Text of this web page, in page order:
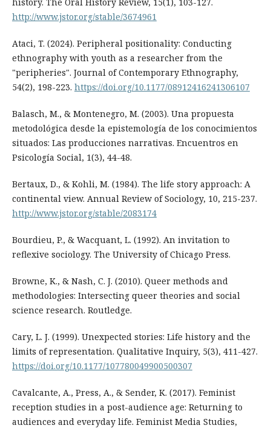
http://www.jstor.org/stable/3674961
Ataci, T. (2024). Peripheral positionality: Conducting
ethnography with youth as a researcher from the
"peripheries". Journal of Contemporary Ethnography,
54(2), 198-223. https://doi.org/10.1177/08912416241306107
Balasch, M., & Montenegro, M. (2003). Una propuesta
metodológica desde la epistemología de los conocimientos
situados: Las producciones narrativas. Encuentros en
Psicología Social, 1(3), 44-48.
Bertaux, D., & Kohli, M. (1984). The life story approach: A
continental view. Annual Review of Sociology, 10, 215-237.
http://www.jstor.org/stable/2083174
Bourdieu, P., & Wacquant, L. (1992). An invitation to
reflexive sociology. The University of Chicago Press.
Browne, K., & Nash, C. J. (2010). Queer methods and
methodologies: Intersecting queer theories and social
science research. Routledge.
Cary, L. J. (1999). Unexpected stories: Life history and the
limits of representation. Qualitative Inquiry, 5(3), 411-427.
https://doi.org/10.1177/107780049900500307
Cavalcante, A., Press, A., & Sender, K. (2017). Feminist
reception studies in a post-audience age: Returning to
audiences and everyday life. Feminist Media Studies,